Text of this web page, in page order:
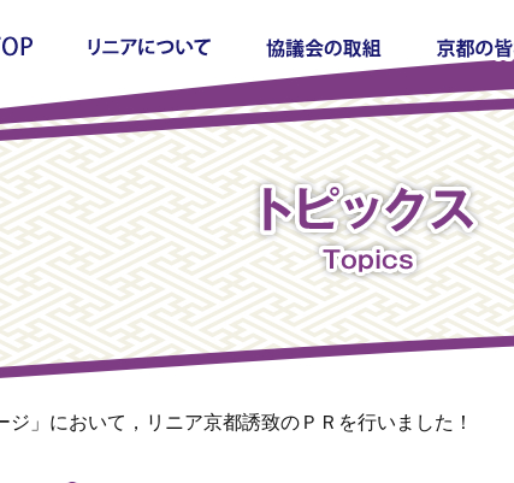
ジ」において，リニア京都誘致のＰＲを行いました！